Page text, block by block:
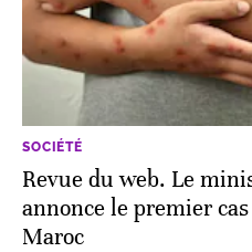
SOCIÉTÉ
Revue du web. Le
annonce le premier
Maroc